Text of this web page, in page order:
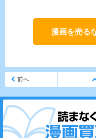
漫画を売る
前へ